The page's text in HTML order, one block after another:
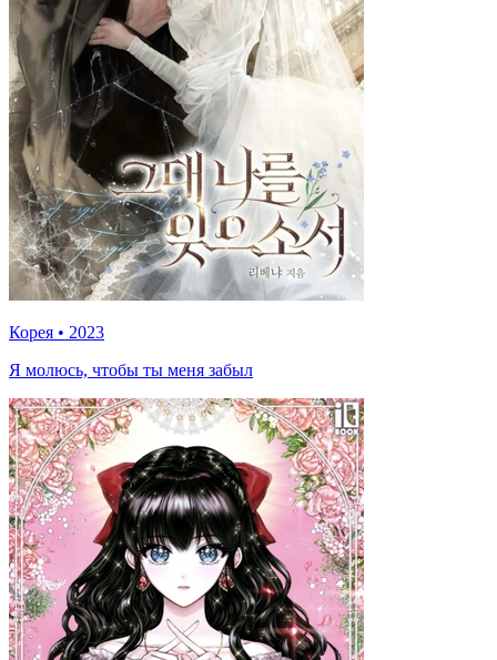
Корея • 2023
Я молюсь, чтобы ты меня забыл